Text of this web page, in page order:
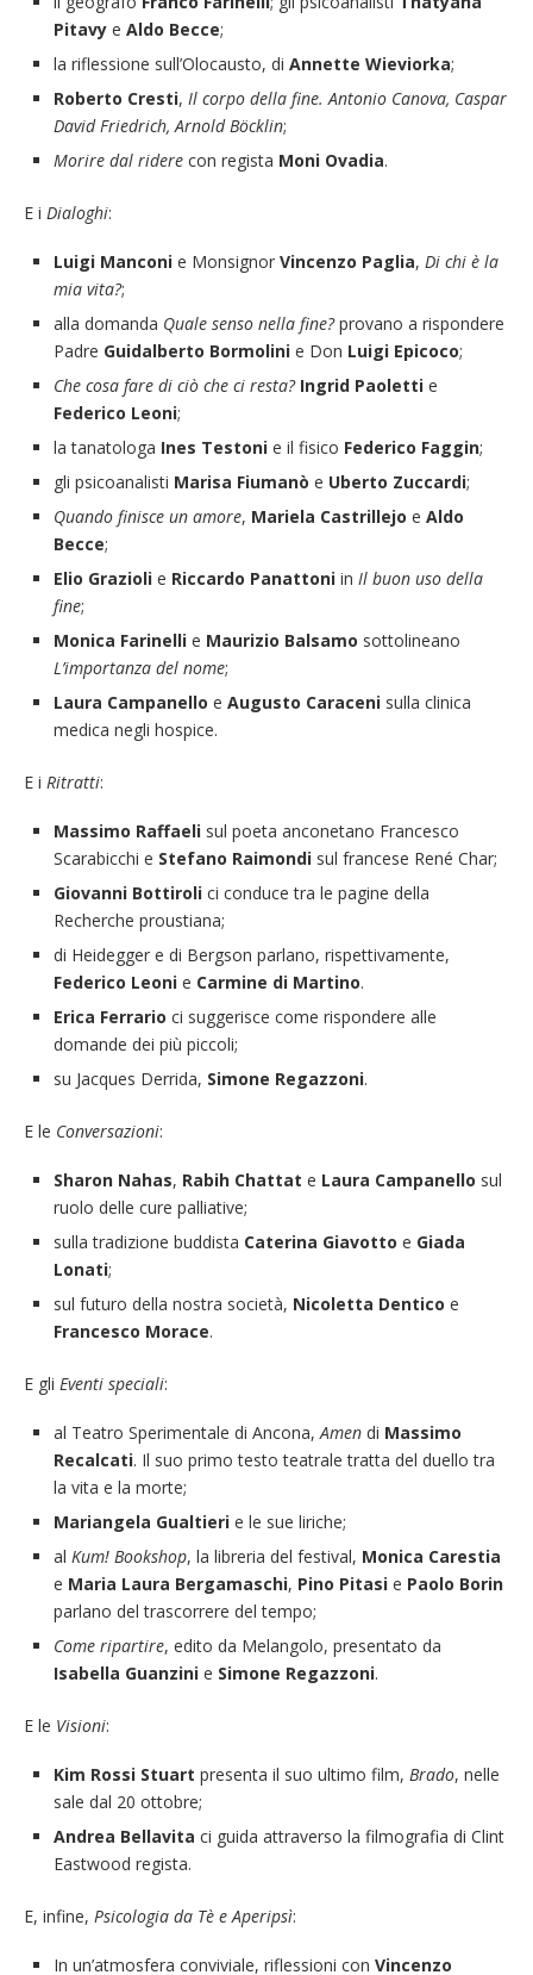
Pitavy e Aldo Becce;
la riflessione sull’Olocausto, di Annette Wieviorka;
Roberto Cresti, Il corpo della fine. Antonio Canova, Caspar
David Friedrich, Arnold Böcklin;
Morire dal ridere con regista Moni Ovadia.
E i Dialoghi:
Luigi Manconi e Monsignor Vincenzo Paglia, Di chi è la
mia vita?;
alla domanda Quale senso nella fine?provano a rispondere
Padre Guidalberto Bormolini e Don Luigi Epicoco;
Che cosa fare di ciò che ci resta? Ingrid Paoletti e
Federico Leoni;
la tanatologa Ines Testoni e il fisico Federico Faggin;
gli psicoanalisti Marisa Fiumanò e Uberto Zuccardi;
Quando finisce un amore, Mariela Castrillejo e Aldo
Becce;
Elio Grazioli e Riccardo Panattoni in Il buon uso della
fine;
Monica Farinelli e Maurizio Balsamo sottolineano
L’importanza del nome;
Laura Campanello e Augusto Caraceni sulla clinica
medica negli hospice.
E i Ritratti:
Massimo Raffaeli sul poeta anconetano Francesco
Scarabicchi e Stefano Raimondi sul francese René Char;
Giovanni Bottiroli ci conduce tra le pagine della
Recherche proustiana;
di Heidegger e di Bergson parlano, rispettivamente,
Federico Leoni e Carmine di Martino.
Erica Ferrario ci suggerisce come rispondere alle
domande dei più piccoli;
su Jacques Derrida, Simone Regazzoni.
E le Conversazioni:
Sharon Nahas, Rabih Chattat e Laura Campanello sul
ruolo delle cure palliative;
sulla tradizione buddista Caterina Giavotto e Giada
Lonati;
sul futuro della nostra società, Nicoletta Dentico e
Francesco Morace.
E gli Eventi speciali:
al Teatro Sperimentale di Ancona,Amen di Massimo
Recalcati. Il suo primo testo teatrale tratta del duello tra
la vita e la morte;
Mariangela Gualtieri e le sue liriche;
al Kum! Bookshop, la libreria del festival, Monica Carestia
e Maria Laura Bergamaschi, Pino Pitasi e Paolo Borin
parlano del trascorrere del tempo;
Come ripartire, edito da Melangolo, presentato da
Isabella Guanzini e Simone Regazzoni.
E le Visioni:
Kim Rossi Stuart presenta il suo ultimo film, Brado, nelle
sale dal 20 ottobre;
Andrea Bellavita ci guida attraverso la filmografia di Clint
Eastwood regista.
E, infine, Psicologia da Tè e Aperipsì:
In un’atmosfera conviviale, riflessioni con Vincenzo